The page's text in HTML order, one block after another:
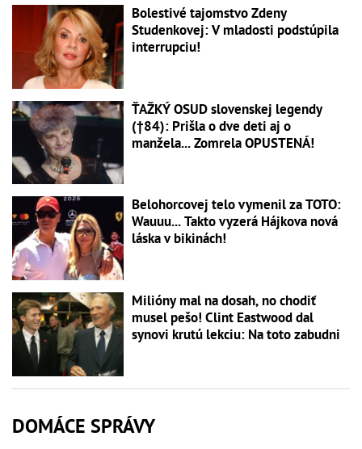
Bolestivé tajomstvo Zdeny
Studenkovej: V mladosti podstúpila
interrupciu!
ŤAŽKÝ OSUD slovenskej legendy
(†84): Prišla o dve deti aj o
manžela... Zomrela OPUSTENÁ!
Belohorcovej telo vymenil za TOTO:
Wauuu... Takto vyzerá Hájkova nová
láska v bikinách!
Milióny mal na dosah, no chodiť
musel pešo! Clint Eastwood dal
synovi krutú lekciu: Na toto zabudni
DOMÁCE SPRÁVY